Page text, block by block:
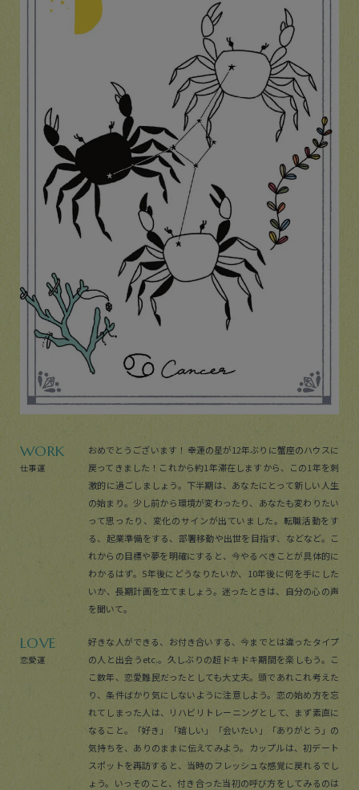
WORK
仕事運
おめでとうございます！ 幸運の星が12年ぶりに蟹座のハウスに
戻ってきました！これから約1年滞在しますから、この1年を刺
激的に過ごしましょう。下半期は、あなたにとって新しい人生
の始まり。少し前から環境が変わったり、あなたも変わりたい
って思ったり、変化のサインが出ていました。転職活動をす
る、起業準備をする、部署移動や出世を目指す、などなど。こ
れからの目標や夢を明確にすると、今やるべきことが具体的に
わかるはず。5年後にどうなりたいか、10年後に何を手にした
いか、長期計画を立てましょう。迷ったときは、自分の心の声
を聞いて。
LOVE
恋愛運
好きな人ができる、お付き合いする、今までとは違ったタイプ
の人と出会うetc.。久しぶりの超ドキドキ期間を楽しもう。こ
こ数年、恋愛難民だったとしても大丈夫。頭であれこれ考えた
り、条件ばかり気にしないように注意しよう。恋の始め方を忘
れてしまった人は、リハビリトレーニングとして、まず素直に
なること。「好き」「嬉しい」「会いたい」「ありがとう」の
気持ちを、ありのままに伝えてみよう。カップルは、初デート
スポットを再訪すると、当時のフレッシュな感覚に戻れるでし
ょう。いっそのこと、付き合った当初の呼び方をしてみるのは